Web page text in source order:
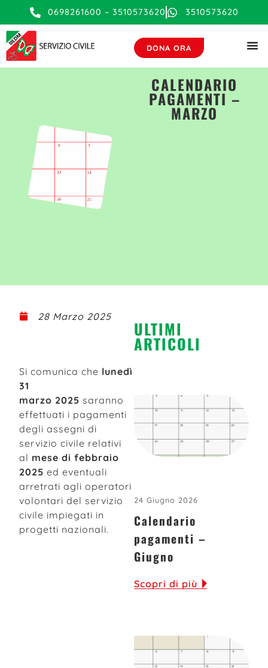
0698261600 – 3510573620 3510573620
DONA ORA
CALENDARIO
PAGAMENTI –
MARZO
28 Marzo 2025
Si comunica che lunedì
31
marzo 2025 saranno
effettuati i pagamenti
degli assegni di
servizio civile relativi
al mese di febbraio
2025 ed eventuali
arretrati agli operatori
volontari del servizio
civile impiegati in
progetti nazionali.
ULTIMI
ARTICOLI
24 Giugno 2026
Calendario
pagamenti –
Giugno
Scopri di più